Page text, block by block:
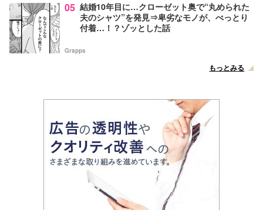
05 結婚10年目に…クローゼット奥で“丸められた
夫のシャツ”を発見⇒卑劣なモノが、べっとり
付着…！？ゾッとした話
Grapps
もっとみる